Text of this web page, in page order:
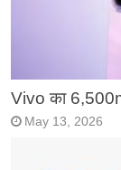
Vivo का
May 13, 2026